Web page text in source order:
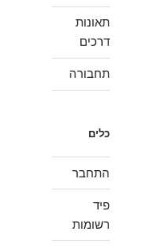
תאונות
דרכים
תחבורה
כלים
התחבר
פיד
רשומות